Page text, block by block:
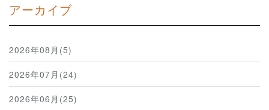
アーカイブ
2026年08月(5)
2026年07月(24)
2026年06月(25)